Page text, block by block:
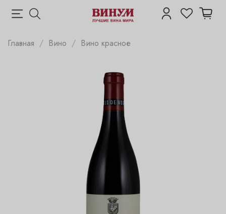
Главная Вино Вино красное